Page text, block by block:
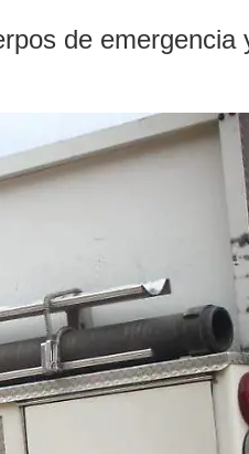
de emergencia